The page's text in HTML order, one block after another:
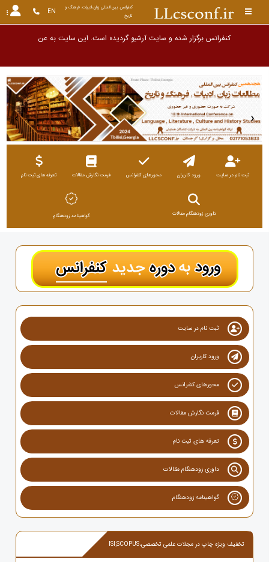
تاریخ
EN
کنفرانس برگزار شده و سایت آرشیو گردیده است. این سایت به عنوان آرشیو نگهداری و
‹ ›
ثبت نام در سایت ورود کاربران محورهای کنفرانس فرمت نگارش مقالات تعرفه های ثبت نام
داوری زودهنگام مقالات گواهینامه زودهنگام
ثبت نام در سایت
ورود کاربران
محورهای کنفرانس
فرمت نگارش مقالات
تعرفه های ثبت نام
داوری زودهنگام مقالات
گواهینامه زودهنگام
تخفیف ویژه چاپ در مجلات علمی تخصصی،ISI,SCOPUS